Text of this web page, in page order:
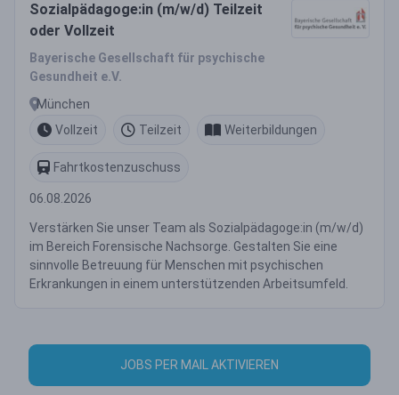
Sozialpädagoge:in (m/w/d) Teilzeit
oder Vollzeit
Bayerische Gesellschaft für psychische
Gesundheit e.V.
München
Vollzeit
Teilzeit Weiterbildungen
Fahrtkostenzuschuss
06.08.2026
Verstärken Sie unser Team als Sozialpädagoge:in (m/w/d)
im Bereich Forensische Nachsorge. Gestalten Sie eine
sinnvolle Betreuung für Menschen mit psychischen
Erkrankungen in einem unterstützenden Arbeitsumfeld.
JOBS PER MAIL AKTIVIEREN